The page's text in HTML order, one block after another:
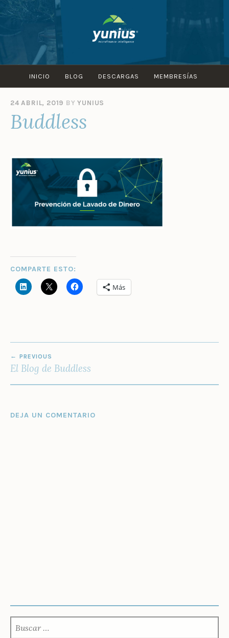
Skip
to
content
INICIO BLOG DESCARGAS MEMBRESÍAS
24 ABRIL, 2019 BYYUNIUS
Buddless
COMPARTE ESTO:
Más
DE
PREVIOUS
El Blog de Buddless
DEJA UN COMENTARIO